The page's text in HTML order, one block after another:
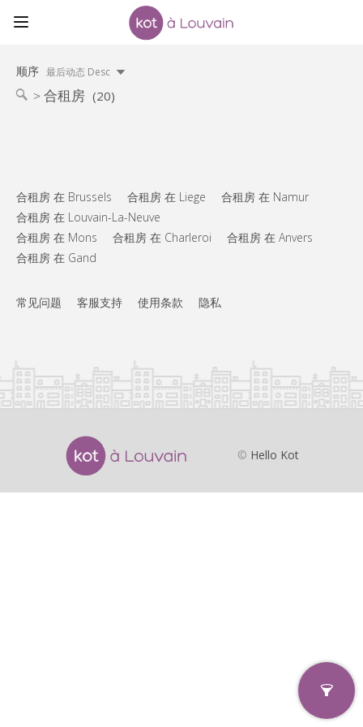
顺序 最后动态 Desc
合租房 (20)
合租房 在 Brussels 合租房 在 Liege
合租房 在 Namur
合租房 在 Louvain-La-Neuve
合租房 在 Mons
合租房 在 Charleroi
合租房 在 Anvers
合租房 在 Gand
常见问题 客服支持 使用条款 隐私
© Hello Kot